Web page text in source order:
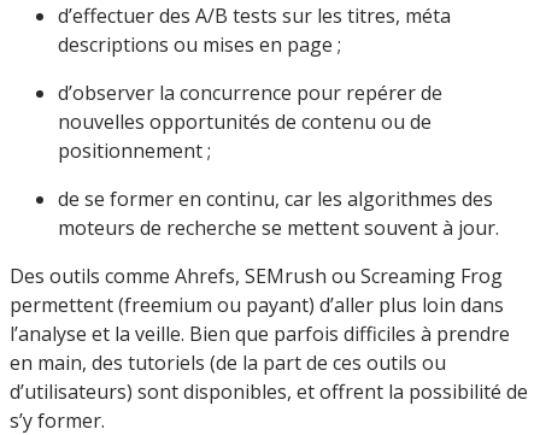
d’effectuer des A/B tests sur les titres, méta
descriptions ou mises en page ;
d’observer la concurrence pour repérer de
nouvelles opportunités de contenu ou de
positionnement ;
de se former en continu, car les algorithmes des
moteurs de recherche se mettent souvent à jour.
Des outils comme Ahrefs, SEMrush ou Screaming Frog
permettent (freemium ou payant) d’aller plus loin dans
l’analyse et la veille. Bien que parfois difficiles à prendre
en main, des tutoriels (de la part de ces outils ou
d’utilisateurs) sont disponibles, et offrent la possibilité de
s’y former.